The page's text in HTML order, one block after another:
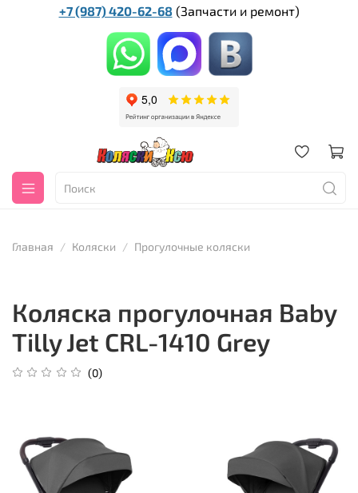
+7 (987) 420-62-68 (Запчасти и ремонт)
Главная Коляски Прогулочные коляски
Коляска прогулочная Baby
Tilly Jet CRL-1410 Grey
(0)